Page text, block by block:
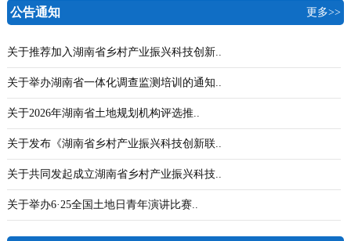
公告通知 更多>>
关于推荐加入湖南省乡村产业振兴科技创新..
关于举办湖南省一体化调查监测培训的通知..
关于2026年湖南省土地规划机构评选推..
关于发布《湖南省乡村产业振兴科技创新联..
关于共同发起成立湖南省乡村产业振兴科技..
关于举办6·25全国土地日青年演讲比赛..